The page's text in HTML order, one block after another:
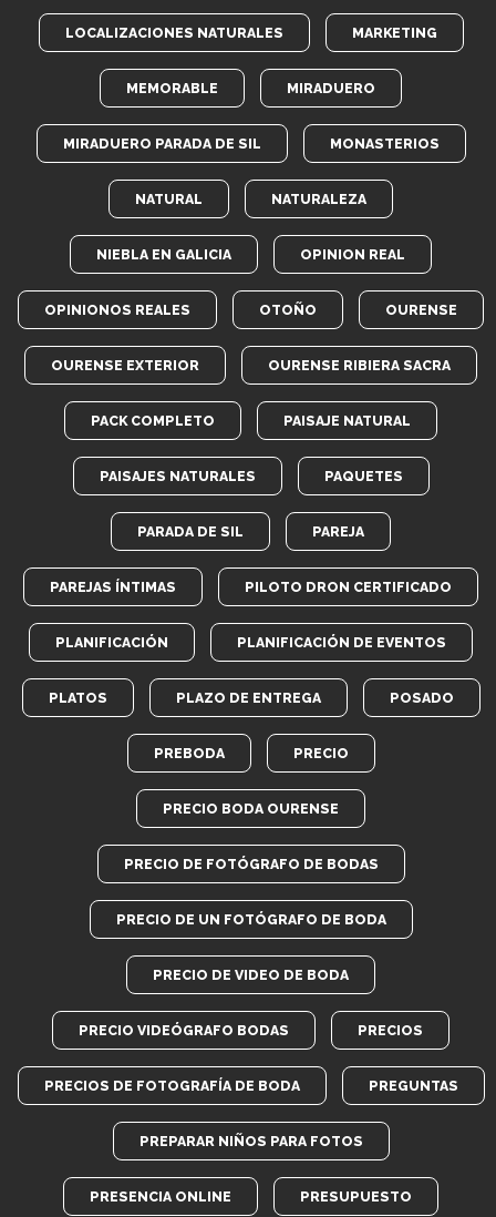
LOCALIZACIONES NATURALES MARKETING
MEMORABLE MIRADUERO
MIRADUERO PARADA DE SIL MONASTERIOS
NATURAL NATURALEZA
NIEBLA EN GALICIA OPINION REAL
OPINIONOS REALES OTOÑO OURENSE
OURENSE EXTERIOR OURENSE RIBIERA SACRA
PACK COMPLETO PAISAJE NATURAL
PAISAJES NATURALES PAQUETES
PARADA DE SIL PAREJA
PAREJAS ÍNTIMAS PILOTO DRON CERTIFICADO
PLANIFICACIÓN PLANIFICACIÓN DE EVENTOS
PLATOS PLAZO DE ENTREGA POSADO
PREBODA PRECIO
PRECIO BODA OURENSE
PRECIO DE FOTÓGRAFO DE BODAS
PRECIO DE UN FOTÓGRAFO DE BODA
PRECIO DE VIDEO DE BODA
PRECIO VIDEÓGRAFO BODAS PRECIOS
PRECIOS DE FOTOGRAFÍA DE BODA PREGUNTAS
PREPARAR NIÑOS PARA FOTOS
PRESENCIA ONLINE PRESUPUESTO